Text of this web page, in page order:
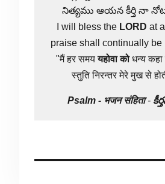
నిత్యము ఆయన కీర్తి నా నోట
I will bless the LORD at
praise shall continually be
"मैं हर समययहोवा कोधन्य
स्तुति निरन्तर मेरे मुख से
Psalm - भजन संहिता-